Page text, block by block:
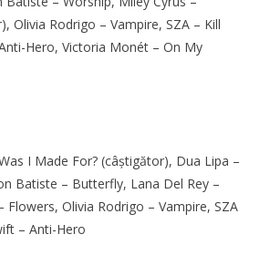
Olivia Rodrigo – Vampire, SZA – Kill
Hero, Victoria Monét – On My
I Made For? (câştigător), Dua Lipa –
Batiste – Butterfly, Lana Del Rey –
Flowers, Olivia Rodrigo – Vampire, SZA
– Anti-Hero